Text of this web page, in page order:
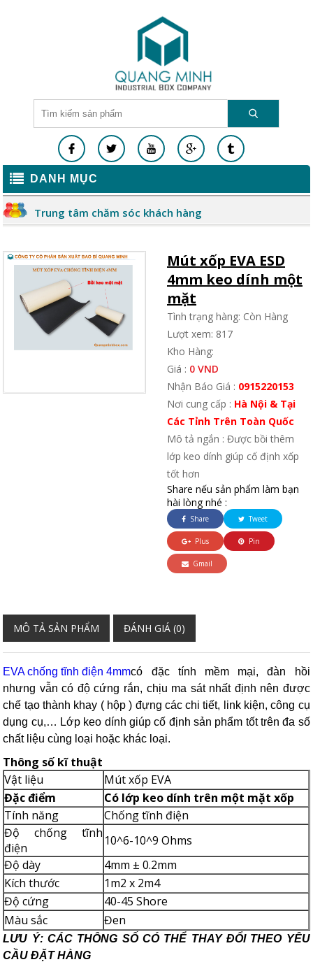
DANH MỤC
Trung tâm chăm sóc khách hàng
Mút xốp EVA ESD
4mm keo dính một
mặt
Tình trạng hàng: Còn Hàng
Lượt xem: 817
Kho Hàng:
Giá : 0 VND
Nhận Báo Giá : 0915220153
Nơi cung cấp : Hà Nội & Tại
Các Tỉnh Trên Toàn Quốc
Mô tả ngắn : Được bồi thêm
lớp keo dính giúp cố định xốp
tốt hơn
Share nếu sản phẩm làm bạn
hài lòng nhé :
Share Tweet
Plus Pin
Gmail
MÔ TẢ SẢN PHẨM ĐÁNH GIÁ (0)
EVA chống tĩnh điện 4mmcó đặc tính mềm mại, đàn hồi
nhưng vẫn có độ cứng rắn, chịu ma sát nhất định nên được
chế tạo thành khay ( hộp ) đựng các chi tiết, link kiện, công cụ
dụng cụ,… Lớp keo dính giúp cố định sản phẩm tốt trên đa số
chất liệu cùng loại hoặc khác loại.
Thông số kĩ thuật
Vật liệu
Mút xốp EVA
Đặc điểm
Có lớp keo dính trên một mặt xốp
Tính năng
Chống tĩnh điện
Độ chống tĩnh
điện
10^6-10^9 Ohms
Độ dày
4mm ± 0.2mm
Kích thước
1m2 x 2m4
Độ cứng
40-45 Shore
Màu sắc
Đen
LƯU Ý: CÁC THÔNG SỐ CÓ THỂ THAY ĐỔI THEO YÊU
CẦU ĐẶT HÀNG